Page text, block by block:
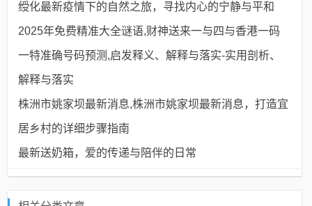
绶化最新疫情下的自然之旅，寻找内心的宁静与平和
2025年免费精准大全谜语,财神送来一与四与香港一码
一特准确号码预测,启发释义、解释与落实​-实用剖析、
解释与落实
株洲市姚家坝最新消息,株洲市姚家坝最新消息，打造宜
居乡村的详细步骤指南
最新送奶箱，爱的传递与陪伴的日常